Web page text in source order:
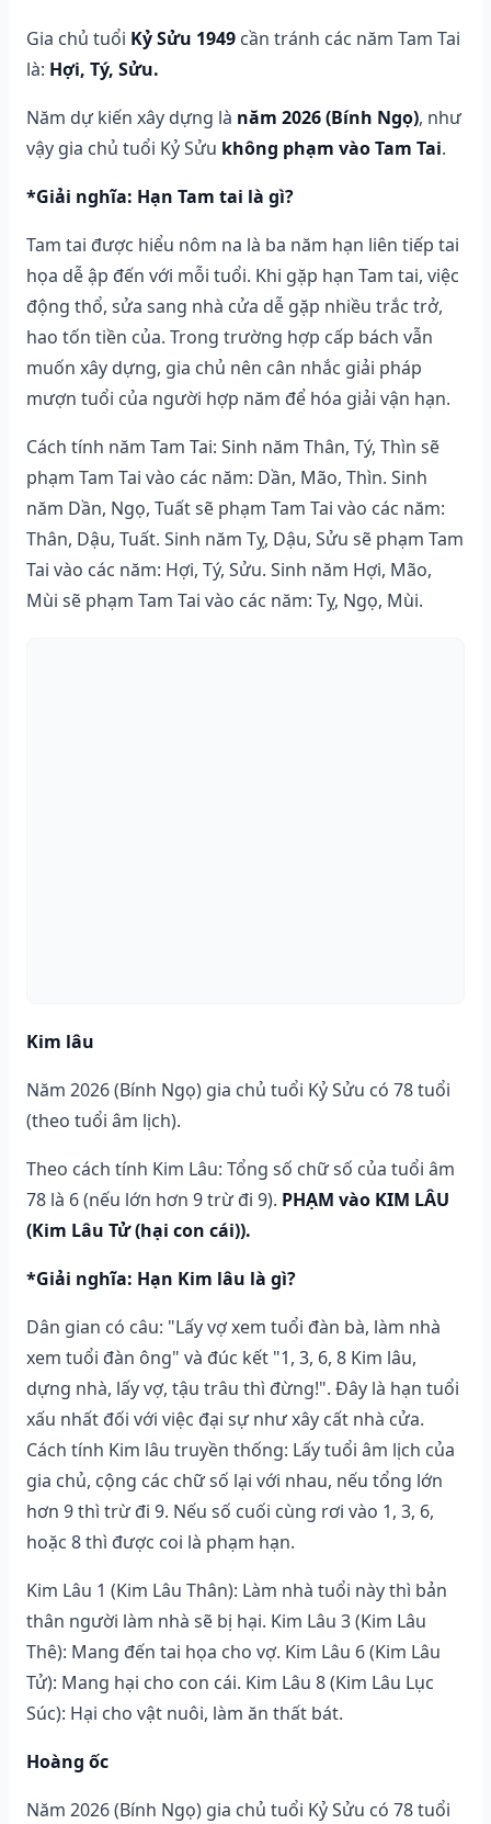
Gia chủ tuổi Kỷ Sửu 1949 cần tránh các năm Tam Tai
là: Hợi, Tý, Sửu.
Năm dự kiến xây dựng là năm 2026 (Bính Ngọ), như
vậy gia chủ tuổi Kỷ Sửu không phạm vào Tam Tai.
*Giải nghĩa: Hạn Tam tai là gì?
Tam tai được hiểu nôm na là ba năm hạn liên tiếp tai
họa dễ ập đến với mỗi tuổi. Khi gặp hạn Tam tai, việc
động thổ, sửa sang nhà cửa dễ gặp nhiều trắc trở,
hao tốn tiền của. Trong trường hợp cấp bách vẫn
muốn xây dựng, gia chủ nên cân nhắc giải pháp
mượn tuổi của người hợp năm để hóa giải vận hạn.
Cách tính năm Tam Tai: Sinh năm Thân, Tý, Thìn sẽ
phạm Tam Tai vào các năm: Dần, Mão, Thìn. Sinh
năm Dần, Ngọ, Tuất sẽ phạm Tam Tai vào các năm:
Thân, Dậu, Tuất. Sinh năm Tỵ, Dậu, Sửu sẽ phạm Tam
Tai vào các năm: Hợi, Tý, Sửu. Sinh năm Hợi, Mão,
Mùi sẽ phạm Tam Tai vào các năm: Tỵ, Ngọ, Mùi.
Kim lâu
Năm 2026 (Bính Ngọ) gia chủ tuổi Kỷ Sửu có 78 tuổi
(theo tuổi âm lịch).
Theo cách tính Kim Lâu: Tổng số chữ số của tuổi âm
78 là 6 (nếu lớn hơn 9 trừ đi 9). PHẠM vào KIM LÂU
(Kim Lâu Tử (hại con cái)).
*Giải nghĩa: Hạn Kim lâu là gì?
Dân gian có câu: "Lấy vợ xem tuổi đàn bà, làm nhà
xem tuổi đàn ông" và đúc kết "1, 3, 6, 8 Kim lâu,
dựng nhà, lấy vợ, tậu trâu thì đừng!". Đây là hạn tuổi
xấu nhất đối với việc đại sự như xây cất nhà cửa.
Cách tính Kim lâu truyền thống: Lấy tuổi âm lịch của
gia chủ, cộng các chữ số lại với nhau, nếu tổng lớn
hơn 9 thì trừ đi 9. Nếu số cuối cùng rơi vào 1, 3, 6,
hoặc 8 thì được coi là phạm hạn.
Kim Lâu 1 (Kim Lâu Thân): Làm nhà tuổi này thì bản
thân người làm nhà sẽ bị hại. Kim Lâu 3 (Kim Lâu
Thê): Mang đến tai họa cho vợ. Kim Lâu 6 (Kim Lâu
Tử): Mang hại cho con cái. Kim Lâu 8 (Kim Lâu Lục
Súc): Hại cho vật nuôi, làm ăn thất bát.
Hoàng ốc
Năm 2026 (Bính Ngọ) gia chủ tuổi Kỷ Sửu có 78 tuổi